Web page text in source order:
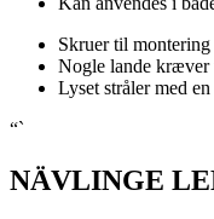
Skruer til
Nogle lande kræver
Lyset stråler med
“`
NÄVLINGE